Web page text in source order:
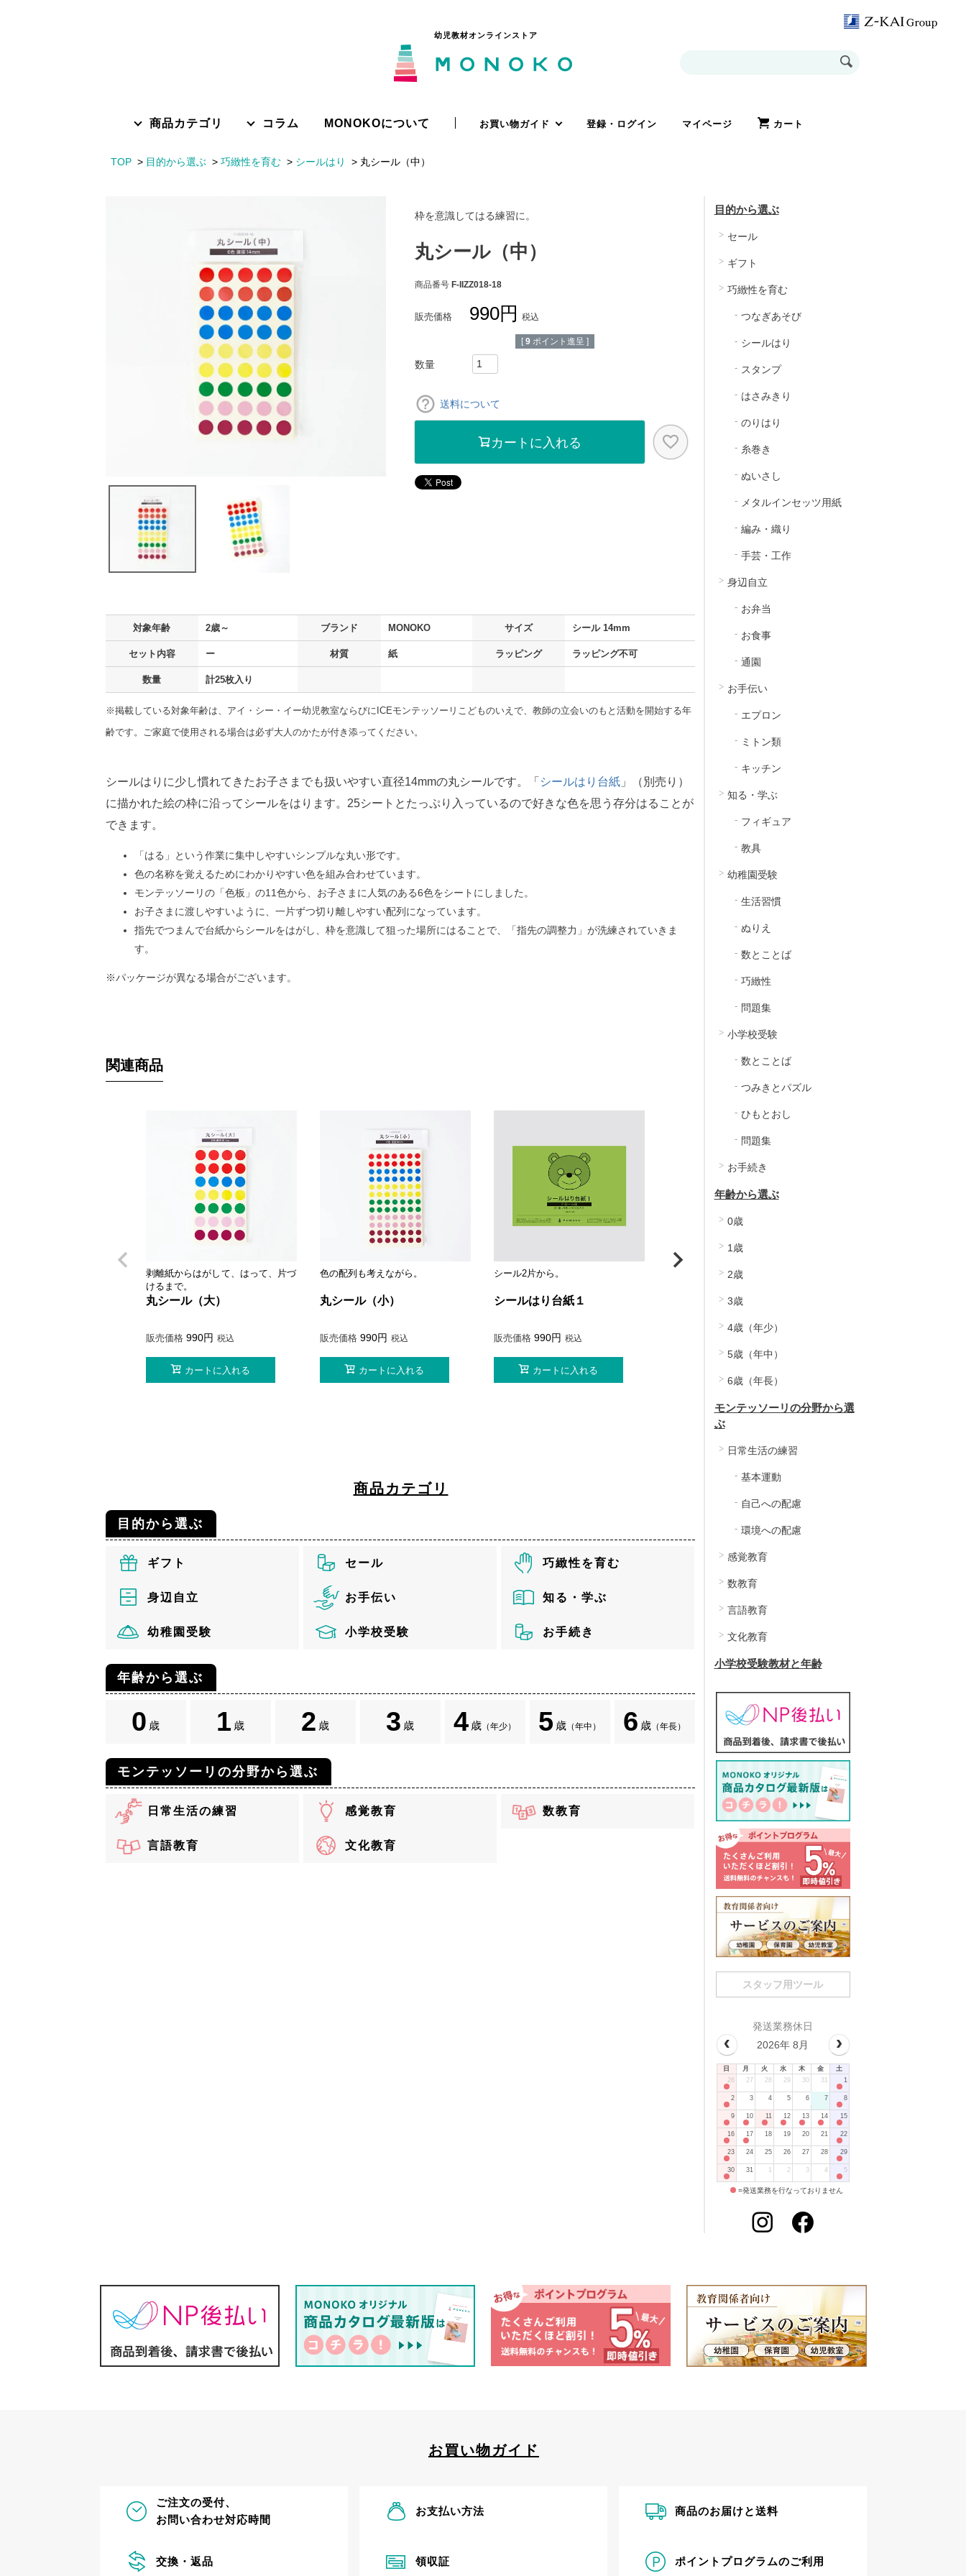
幼児教材オンラインストア
商品カテゴリ コラム MONOKOについて お買い物ガイド 登録・ログイン マイページ カート
TOP 目的から選ぶ 巧緻性を育む シールはり 丸シール（中）
枠を意識してはる練習に。
丸シール（中）
商品番号 F-IIZZ018-18
販売価格 990 税込
[ 9 ポイント進呈 ]
送料について
カートに入れる
対象年齢 2歳～ ブランド MONOKO サイズ シール 14mm
セット内容 ー 材質 紙 ラッピング ラッピング不可
数量 計25枚入り
※掲載している対象年齢は、アイ・シー・イー幼児教室ならびにICEモンテッソーリこどものいえで、教師の立会いのもと活動を開始する年
齢です。ご家庭で使用される場合は必ず大人のかたが付き添ってください。
シールはりに少し慣れてきたお子さまでも扱いやすい直径14mmの丸シールです。「 シールはり台紙」（別売り）
に描かれた絵の枠に沿ってシールをはります。25シートとたっぷり入っているので好きな色を思う存分はることが
できます。
「はる」という作業に集中しやすいシンプルな丸い形です。
色の名称を覚えるためにわかりやすい色を組み合わせています。
モンテッソーリの「色板」の11色から、お子さまに人気のある6色をシートにしました。
お子さまに渡しやすいように、一片ずつ切り離しやすい配列になっています。
指先でつまんで台紙からシールをはがし、枠を意識して狙った場所にはることで、「指先の調整力」が洗練されていきま
す。
※パッケージが異なる場合がございます。
関連商品
剥離紙からはがして、はって、片づ
けるまで。
丸シール（大）
販売価格 990 税込
カートに入れる
色の配列も考えながら。
丸シール（小）
販売価格 990 税込
カートに入れる
シール2片から。
シールはり台紙１
販売価格 990 税込
カートに入れる
シール3片から。
シールはり台紙２
商品カテゴリ
目的から選ぶ
ギフト セール 巧緻性を育む
身辺自立 お手伝い 知る・学ぶ
幼稚園受験 小学校受験 お手続き
年齢から選ぶ
0 歳 1 歳 2 歳 3 歳 4 歳 （年少） 5 歳 （年中） 6 歳 （年長）
モンテッソーリの分野から選ぶ
日常生活の練習 感覚教育 数教育
言語教育 文化教育
目的から選ぶ
セール
ギフト
巧緻性を育む
つなぎあそび
シールはり
スタンプ
はさみきり
のりはり
糸巻き
ぬいさし
メタルインセッツ用紙
編み・織り
手芸・工作
身辺自立
お弁当
お食事
通園
お手伝い
エプロン
ミトン類
キッチン
知る・学ぶ
フィギュア
教具
幼稚園受験
生活習慣
ぬりえ
数とことば
巧緻性
問題集
小学校受験
数とことば
つみきとパズル
ひもとおし
問題集
お手続き
年齢から選ぶ
0歳
1歳
2歳
3歳
4歳（年少）
5歳（年中）
6歳（年長）
モンテッソーリの分野から選
ぶ
日常生活の練習
基本運動
自己への配慮
環境への配慮
感覚教育
数教育
言語教育
文化教育
小学校受験教材と年齢
スタッフ用ツール
発送業務休日
2026年 8月
日 月 火 水 木 金
土
26
27 28 29 30 31 1
2 3 4 5 6 7 8
9 10 11 12 13 14 15
16 17 18 19 20 21 22
23 24 25 26 27 28 29
30 31 1 2 3 4 5
=発送業務を行なっておりません
お買い物ガイド
ご注文の受付、
お問い合わせ対応時間
お支払い方法 商品のお届けと送料
交換・返品 領収証 ポイントプログラムのご利用